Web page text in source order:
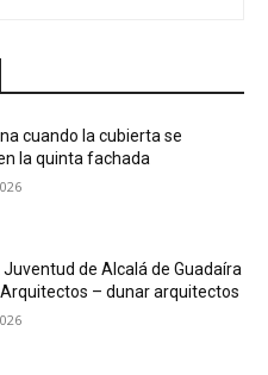
cuando la cubierta se
la quinta fachada
Juventud de Alcalá de Guadaíra
Arquitectos – dunar arquitectos